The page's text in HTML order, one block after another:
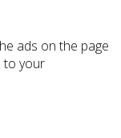
ads on the page
to your